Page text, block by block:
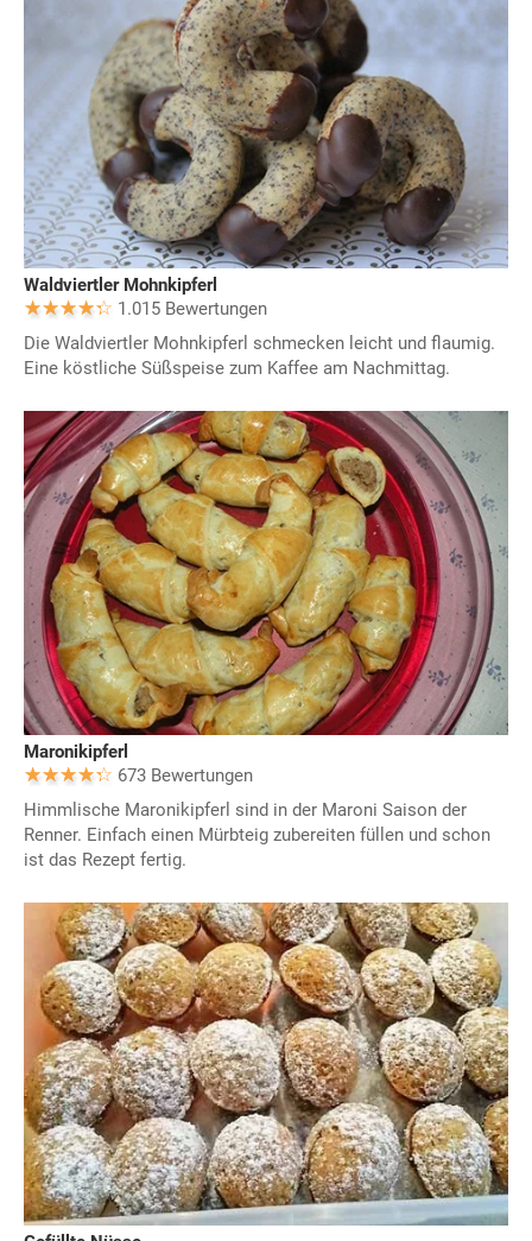
Waldviertler Mohnkipferl
1.015 Bewertungen
Die Waldviertler Mohnkipferl schmecken leicht und flaumig.
Eine köstliche Süßspeise zum Kaffee am Nachmittag.
Maronikipferl
673 Bewertungen
Himmlische Maronikipferl sind in der Maroni Saison der
Renner. Einfach einen Mürbteig zubereiten füllen und schon
ist das Rezept fertig.